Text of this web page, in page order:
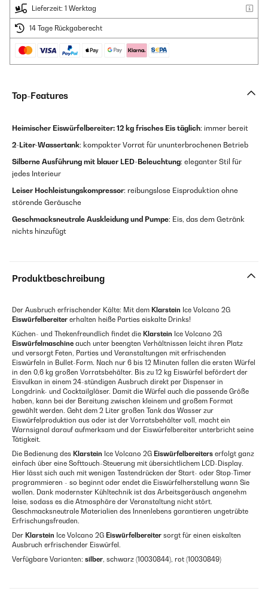
Lieferzeit: 1 Werktag
14 Tage Rückgaberecht
Top-Features
Heimischer Eiswürfelbereiter: 12 kg frisches Eis täglich: immer bereit
2-Liter-Wassertank: kompakter Vorrat für ununterbrochenen Betrieb
Silberne Ausführung mit blauer LED-Beleuchtung: eleganter Stil für
jedes Interieur
Leiser Hochleistungskompressor: reibungslose Eisproduktion ohne
störende Geräusche
Geschmacksneutrale Auskleidung und Pumpe: Eis, das dem Getränk
nichts hinzufügt
Produktbeschreibung
Der Ausbruch erfrischender Kälte: Mit dem Klarstein Ice Volcano 2G
Eiswürfelbereiter erhalten heiße Parties eiskalte Drinks!
Küchen- und Thekenfreundlich findet die Klarstein Ice Volcano 2G
Eiswürfelmaschine auch unter beengten Verhältnissen leicht ihren Platz
und versorgt Feten, Parties und Veranstaltungen mit erfrischenden
Eiswürfeln in Bullet-Form. Nach nur 6 bis 12 Minuten fallen die ersten Würfel
in den 0,6 kg großen Vorratsbehälter. Bis zu 12 kg Eiswürfel befördert der
Eisvulkan in einem 24-stündigen Ausbruch direkt per Dispenser in
Longdrink- und Cocktailgläser. Damit die Würfel auch die passende Größe
haben, kann bei der Bereitung zwischen kleinem und großem Format
gewählt werden. Geht dem 2 Liter großen Tank das Wasser zur
Eiswürfelproduktion aus oder ist der Vorratsbehälter voll, macht ein
Warnsignal darauf aufmerksam und der Eiswürfelbereiter unterbricht seine
Tätigkeit.
Die Bedienung des Klarstein Ice Volcano 2G Eiswürfelbereiters erfolgt ganz
einfach über eine Softtouch-Steuerung mit übersichtlichem LCD-Display.
Hier lässt sich auch mit wenigen Tastendrücken der Start- oder Stop-Timer
programmieren - so beginnt oder endet die Eiswürfelherstellung wann Sie
wollen. Dank modernster Kühltechnik ist das Arbeitsgeräusch angenehm
leise, sodass es die Atmosphäre der Veranstaltung nicht stört.
Geschmacksneutrale Materialien des Innenlebens garantieren ungetrübte
Erfrischungsfreuden.
Der Klarstein Ice Volcano 2G Eiswürfelbereiter sorgt für einen eiskalten
Ausbruch erfrischender Eiswürfel.
Verfügbare Varianten: silber, schwarz (10030844), rot (10030849)